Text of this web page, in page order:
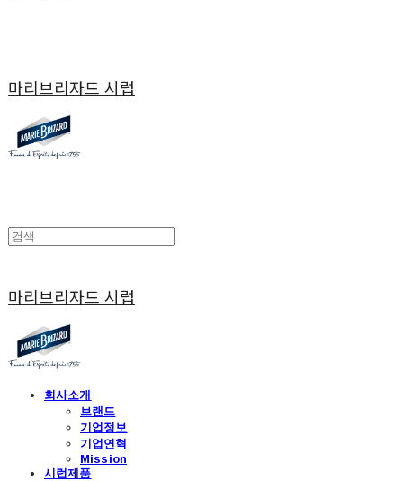
마리브리자드 시럽
마리브리자드 시럽
회사소개
브랜드
기업정보
기업연혁
Mission
시럽제품